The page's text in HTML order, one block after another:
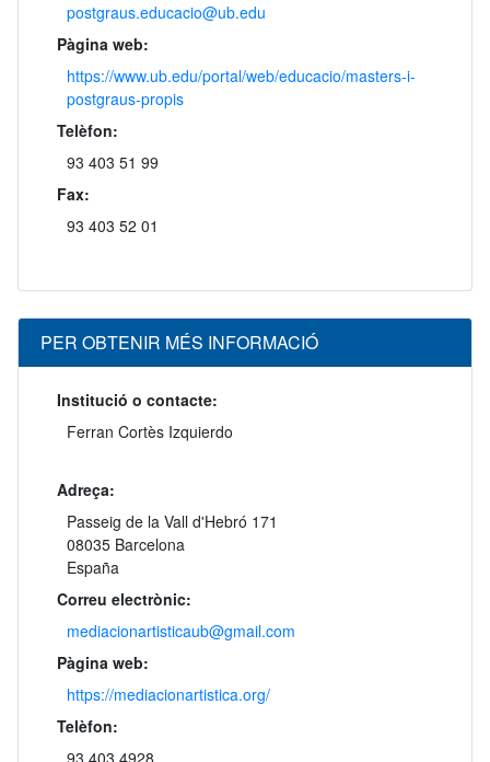
postgraus.educacio@ub.edu
Pàgina web:
https://www.ub.edu/portal/web/educacio/masters‐i‐
postgraus‐propis
Telèfon:
93 403 51 99
Fax:
93 403 52 01
PER OBTENIR MÉS INFORMACIÓ
Institució o contacte:
Ferran Cortès Izquierdo
Adreça:
Passeig de la Vall d'Hebró 171
08035 Barcelona
España
Correu electrònic:
mediacionartisticaub@gmail.com
Pàgina web:
https://mediacionartistica.org/
Telèfon: